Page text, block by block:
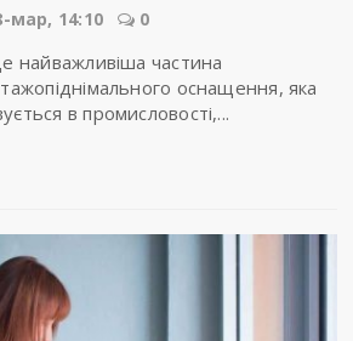
мар, 14:10 0
найважливіша частина
оснащення, яка
в промисловості,...